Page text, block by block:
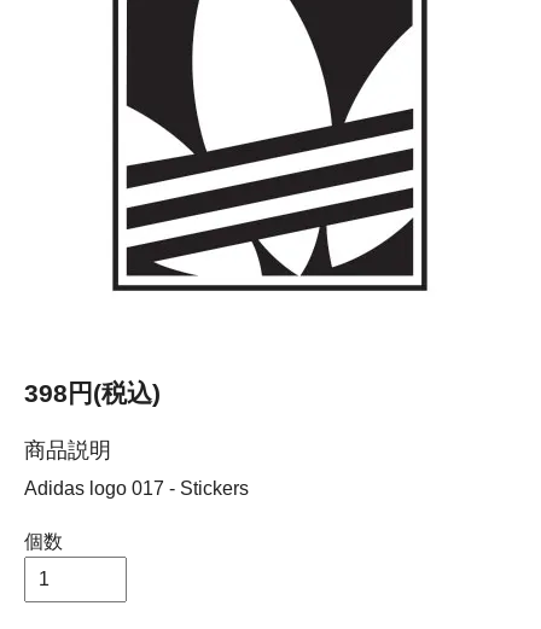
398円(税込)
商品説明
Adidas logo 017 - Stickers
個数